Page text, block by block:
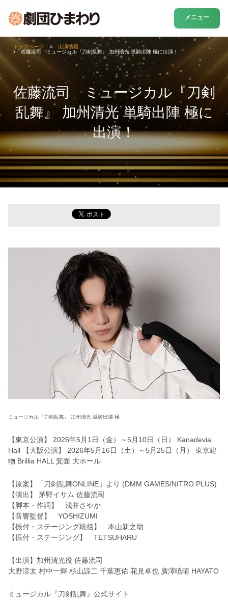
メニュー
佐藤流司 ミュージカル『刀剣
乱舞』 加州清光 単騎出陣 極に
出演！
トップページ
出演情報
佐藤流司 ミュージカル『刀剣乱舞』 加州清光 単騎出陣 極に出演！
ミュージカル『刀剣乱舞』 加州清光 単騎出陣 極
【東京公演】 2026年5月1日（金）～5月10日（日） Kanadevia
Hall 【大阪公演】 2026年5月16日（土）～5月25日（月） 東京建
物 Brillia HALL 箕面 大ホール
【原案】「刀剣乱舞ONLINE」より (DMM GAMES/NITRO PLUS)
【演出】 茅野イサム 佐藤流司
【脚本・作詞】 浅井さやか
【音響監督】 YOSHIZUMI
【振付・ステージング統括】 本山新之助
【振付・ステージング】 TETSUHARU
【出演】加州清光役 佐藤流司
大野涼太 村中一輝 杉山諒二 千葉恵佑 花見卓也 廣澤暁晴 HAYATO
ミュージカル『刀剣乱舞』公式サイト